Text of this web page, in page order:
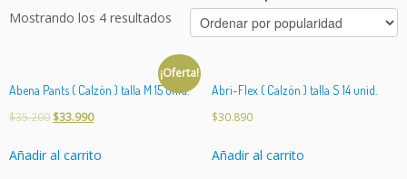
Mostrando los 4 resultados
¡Oferta!
Abena Pants ( Calzón ) talla M 15 unid.
$35.200 $33.990
Añadir al carrito
Abri-Flex ( Calzón ) talla S 14 unid.
$30.890
Añadir al carrito